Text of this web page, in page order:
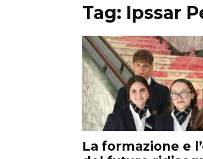
Tag: Ipssar
La formazione e